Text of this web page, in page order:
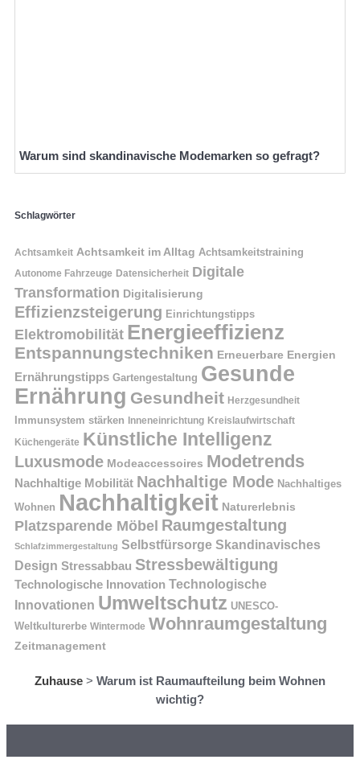
Warum sind skandinavische Modemarken so gefragt?
Schlagwörter
Achtsamkeit Achtsamkeit im Alltag Achtsamkeitstraining
Autonome Fahrzeuge Datensicherheit Digitale
Transformation Digitalisierung
Effizienzsteigerung Einrichtungstipps
Elektromobilität Energieeffizienz
Entspannungstechniken Erneuerbare Energien
Ernährungstipps Gartengestaltung Gesunde
Ernährung Gesundheit Herzgesundheit
Immunsystem stärken Inneneinrichtung Kreislaufwirtschaft
Küchengeräte Künstliche Intelligenz
Luxusmode Modeaccessoires Modetrends
Nachhaltige Mobilität Nachhaltige Mode Nachhaltiges
Wohnen Nachhaltigkeit Naturerlebnis
Platzsparende Möbel Raumgestaltung
Schlafzimmergestaltung Selbstfürsorge Skandinavisches
Design Stressabbau Stressbewältigung
Technologische Innovation Technologische
Innovationen Umweltschutz UNESCO-
Weltkulturerbe Wintermode Wohnraumgestaltung
Zeitmanagement
Zuhause > Warum ist Raumaufteilung beim Wohnen
wichtig?